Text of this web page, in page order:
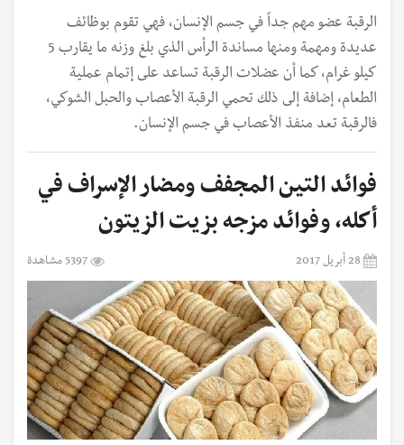
الرقبة عضو مهم جداً في جسم الإنسان، فهي تقوم بوظائف
عديدة ومهمة ومنها مساندة الرأس الذي بلغ وزنه ما يقارب 5
كيلو غرام، كما أن عضلات الرقبة تساعد على إتمام عملية
الطعام، إضافة إلى ذلك تحمي الرقبة الأعصاب والحبل الشوكي،
فالرقبة تعد منفذ الأعصاب في جسم الإنسان.
فوائد التين المجفف ومضار الإسراف في
أكله، وفوائد مزجه بزيت الزيتون
28 أبريل 2017 5397 مشاهدة